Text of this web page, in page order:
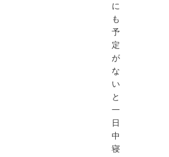
に
も
予
定
が
な
い
と
一
日
中
寝